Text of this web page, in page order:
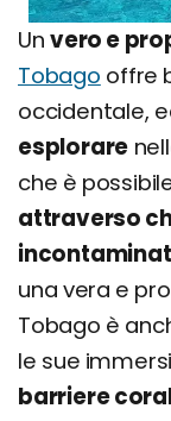
Un vero e
Tobago offre
occidentale,
esplorare
che è
attraverso
una vera e
Tobago è
le sue
barriere